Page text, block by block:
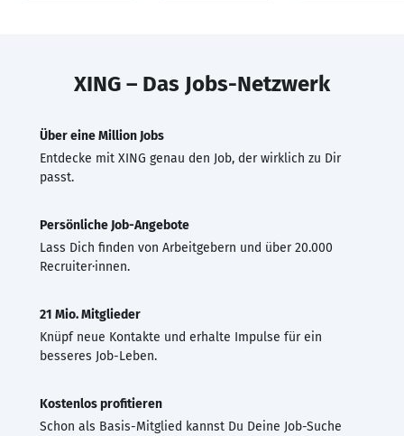
XING – Das Jobs-Netzwerk
Über eine Million Jobs
Entdecke mit XING genau den Job, der wirklich zu Dir
passt.
Persönliche Job-Angebote
Lass Dich finden von Arbeitgebern und über 20.000
Recruiter·innen.
21 Mio. Mitglieder
Knüpf neue Kontakte und erhalte Impulse für ein
besseres Job-Leben.
Kostenlos profitieren
Schon als Basis-Mitglied kannst Du Deine Job-Suche